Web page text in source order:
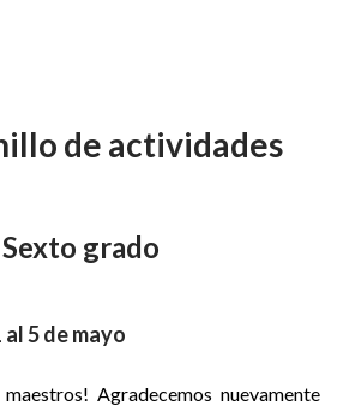
de actividades
Sexto grado
al 5 de mayo
Agradecemos nuevamente